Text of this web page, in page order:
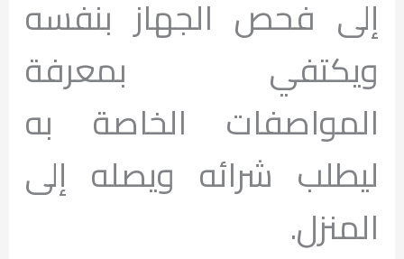
إلى فحص الجهاز بنفسه
ويكتفي بمعرفة
المواصفات الخاصة به
ليطلب شرائه ويصله إلى
المنزل.